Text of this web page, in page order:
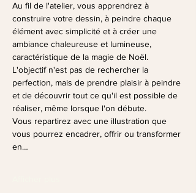
Au fil de l'atelier, vous apprendrez à
construire votre dessin, à peindre chaque
élément avec simplicité et à créer une
ambiance chaleureuse et lumineuse,
caractéristique de la magie de Noël.
L'objectif n'est pas de rechercher la
perfection, mais de prendre plaisir à peindre
et de découvrir tout ce qu'il est possible de
réaliser, même lorsque l'on débute.
Vous repartirez avec une illustration que
vous pourrez encadrer, offrir ou transformer
en…